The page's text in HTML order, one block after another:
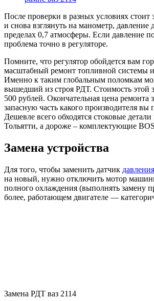
После проверки в разных условиях стоит
и снова взглянуть на манометр, давление
пределах 0,7 атмосферы. Если давление
проблема точно в регуляторе.
Помните, что регулятор обойдется вам
масштабный ремонт топливной системы
Именно к таким глобальным поломкам
вышедший из строя РДТ. Стоимость этой
500 рублей. Окончательная цена ремонта
запасную часть какого производителя вы
Дешевле всего обходятся стоковые детали
Тольятти, а дороже – комплектующие
Замена устройства
Для того, чтобы заменить датчик
на новый, нужно отключить мотор
полного охлаждения (выполнять замену
более, работающем двигателе —
Замена РДТ ваз 2114